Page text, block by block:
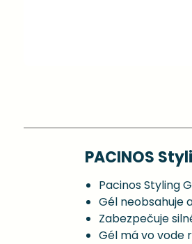
PACINOS
Pacinos Styling
Gél neobsahuje
Zabezpečuje
Gél má vo vode